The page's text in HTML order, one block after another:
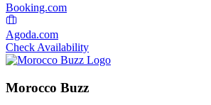
Booking.com
Agoda.com
Check Availability
Morocco Buzz